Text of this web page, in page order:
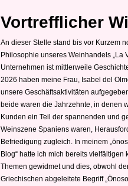
Vortrefflicher
An dieser Stelle stand bis vor Kurzem
Philosophie unseres Weinhandels „La
Unternehmen ist mittlerweile
2026 haben meine Frau, Isabel del
unsere Geschäftsaktivitäten
beide waren die Jahrzehnte, in denen
Kunden ein Teil der spannenden und
Weinszene Spaniens waren,
Befriedigung zugleich. In meinem
Blog“ hatte ich mich bereits vielfältigen
Themen gewidmet und dies, obwohl
Griechischen abgeleitete Begriff